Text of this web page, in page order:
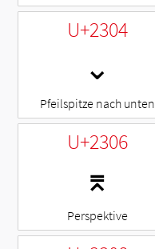
U+2304
⌄
Pfeilspitze nach unten
U+2306
⌆
Perspektive